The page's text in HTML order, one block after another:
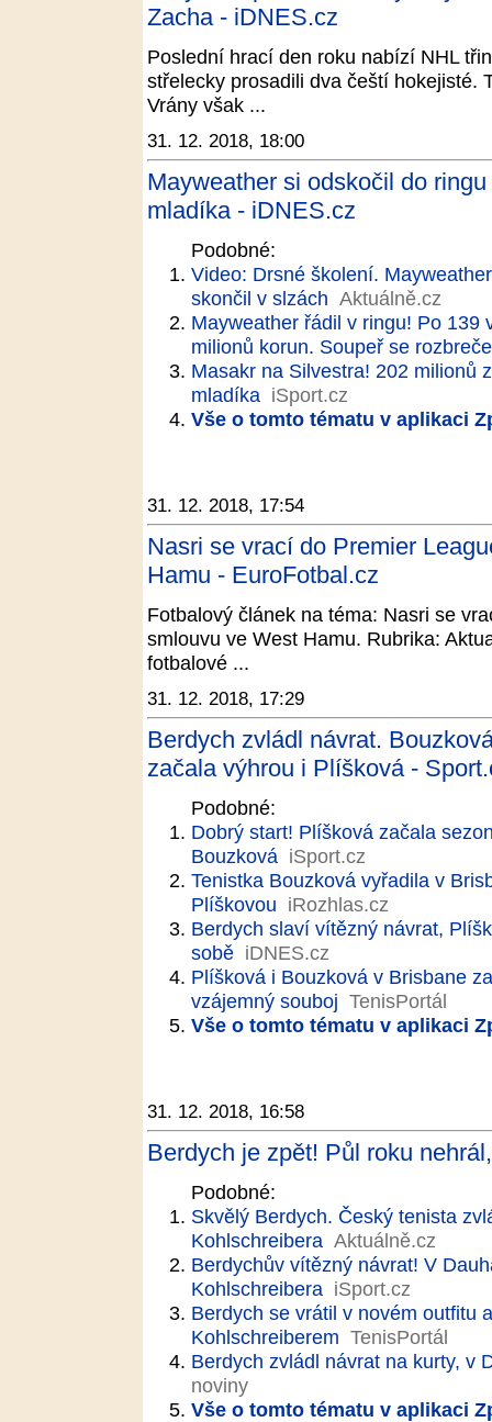
Zacha - iDNES.cz
Poslední hrací den roku nabízí NHL
střelecky prosadili dva čeští hokejisté.
Vrány však ...
31. 12. 2018, 18:00
Mayweather si odskočil do
mladíka - iDNES.cz
Podobné:
Video: Drsné školení.
skončil v slzách Aktuálně.cz
Mayweather řádil v ringu! Po 139
milionů korun. Soupeř se
Masakr na Silvestra! 202 milionů
mladíka iSport.cz
Vše o tomto tématu v aplikaci
31. 12. 2018, 17:54
Nasri se vrací do Premier
Hamu - EuroFotbal.cz
Fotbalový článek na téma: Nasri se
smlouvu ve West Hamu. Rubrika:
fotbalové ...
31. 12. 2018, 17:29
Berdych zvládl návrat.
začala výhrou i Plíšková -
Podobné:
Dobrý start! Plíšková začala
Bouzková iSport.cz
Tenistka Bouzková vyřadila v
Plíškovou iRozhlas.cz
Berdych slaví vítězný návrat,
sobě iDNES.cz
Plíšková i Bouzková v Brisbane
vzájemný souboj TenisPortál
Vše o tomto tématu v aplikaci
31. 12. 2018, 16:58
Berdych je zpět! Půl roku
Podobné:
Skvělý Berdych. Český tenista
Kohlschreibera Aktuálně.cz
Berdychův vítězný návrat! V
Kohlschreibera iSport.cz
Berdych se vrátil v novém outfitu
Kohlschreiberem TenisPortál
Berdych zvládl návrat na kurty, v
noviny
Vše o tomto tématu v aplikaci